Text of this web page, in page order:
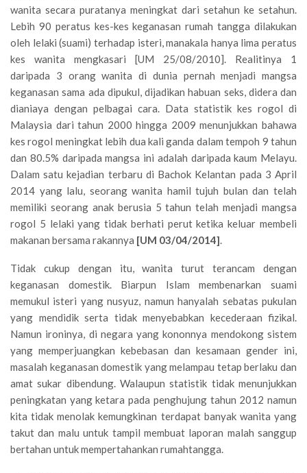
wanita secara puratanya meningkat dari setahun ke setahun.
Lebih 90 peratus kes-kes keganasan rumah tangga dilakukan
oleh lelaki (suami) terhadap isteri, manakala hanya lima peratus
kes wanita mengkasari [UM 25/08/2010]. Realitinya 1
daripada 3 orang wanita di dunia pernah menjadi mangsa
keganasan sama ada dipukul, dijadikan habuan seks, didera dan
dianiaya dengan pelbagai cara. Data statistik kes rogol di
Malaysia dari tahun 2000 hingga 2009 menunjukkan bahawa
kes rogol meningkat lebih dua kali ganda dalam tempoh 9 tahun
dan 80.5% daripada mangsa ini adalah daripada kaum Melayu.
Dalam satu kejadian terbaru di Bachok Kelantan pada 3 April
2014 yang lalu, seorang wanita hamil tujuh bulan dan telah
memiliki seorang anak berusia 5 tahun telah menjadi mangsa
rogol 5 lelaki yang tidak berhati perut ketika keluar membeli
makanan bersama rakannya [UM 03/04/2014].
Tidak cukup dengan itu, wanita turut terancam dengan
keganasan domestik. Biarpun Islam membenarkan suami
memukul isteri yang nusyuz, namun hanyalah sebatas pukulan
yang mendidik serta tidak menyebabkan kecederaan fizikal.
Namun ironinya, di negara yang kononnya mendokong sistem
yang memperjuangkan kebebasan dan kesamaan gender ini,
masalah keganasan domestik yang melampau tetap berlaku dan
amat sukar dibendung. Walaupun statistik tidak menunjukkan
peningkatan yang ketara pada penghujung tahun 2012 namun
kita tidak menolak kemungkinan terdapat banyak wanita yang
takut dan malu untuk tampil membuat laporan malah sanggup
bertahan untuk mempertahankan rumahtangga.